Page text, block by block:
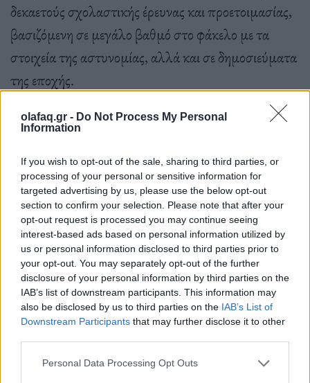
olafaq.gr - Do Not Process My Personal
Information
If you wish to opt-out of the sale, sharing to third parties, or
processing of your personal or sensitive information for
targeted advertising by us, please use the below opt-out
section to confirm your selection. Please note that after your
opt-out request is processed you may continue seeing
interest-based ads based on personal information utilized by
us or personal information disclosed to third parties prior to
your opt-out. You may separately opt-out of the further
disclosure of your personal information by third parties on the
IAB’s list of downstream participants. This information may
also be disclosed by us to third parties on the IAB’s List of
Downstream Participants that may further disclose it to other
Personal Data Processing Opt Outs
δεκαετούς σχολαστικής έρευνας και προετοιμασίας,
βασιζόμενη σε μεγάλο βαθμό στο φάκελο με τα
στοιχεία της αστυνομίας, αλλά και σε δημοσιεύματα
της εποχής.